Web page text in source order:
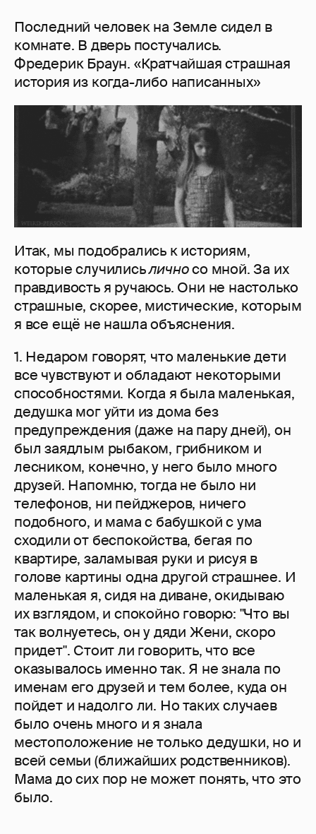
Последний человек на Земле сидел в
комнате. В дверь постучались.
Фредерик Браун. «Кратчайшая страшная
история из когда-либо написанных»
Итак, мы подобрались к историям,
которые случилисьличносо мной. За их
правдивость я ручаюсь. Они не настолько
страшные, скорее, мистические, которым
я все ещё не нашла объяснения.
1. Недаром говорят, что маленькие дети
все чувствуют и обладают некоторыми
способностями. Когда я была маленькая,
дедушка мог уйти из дома без
предупреждения (даже на пару дней), он
был заядлым рыбаком, грибником и
лесником, конечно, у него было много
друзей. Напомню, тогда не было ни
телефонов, ни пейджеров, ничего
подобного, и мама с бабушкой с ума
сходили от беспокойства, бегая по
квартире, заламывая руки и рисуя в
голове картины одна другой страшнее. И
маленькая я, сидя на диване, окидываю
их взглядом, и спокойно говорю: "Что вы
так волнуетесь, он у дяди Жени, скоро
придет". Стоит ли говорить, что все
оказывалось именно так. Я не знала по
именам его друзей и тем более, куда он
пойдет и надолго ли. Но таких случаев
было очень много и я знала
местоположение не только дедушки, но и
всей семьи (ближайших родственников).
Мама до сих пор не может понять, что это
было.